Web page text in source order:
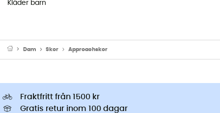
Kläder barn
Dam Skor Approachskor
Fraktfritt från 1500 kr
Gratis retur inom 100 dagar